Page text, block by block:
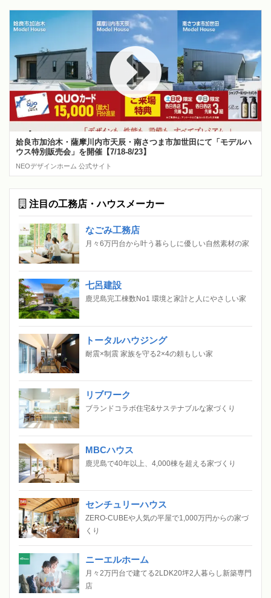
姶良市加治木・薩摩川内市天辰・南さつま市加世田にて「モデルハ
ウス特別販売会」を開催【7/18-8/23】
NEOデザインホーム 公式サイト
注目の工務店・ハウスメーカー
なごみ工務店
月々6万円台から叶う暮らしに優しい自然素材の家
七呂建設
鹿児島完工棟数No1 環境と家計と人にやさしい家
トータルハウジング
耐震×制震 家族を守る2×4の頼もしい家
リブワーク
ブランドコラボ住宅&サステナブルな家づくり
MBCハウス
鹿児島で40年以上、4,000棟を超える家づくり
センチュリーハウス
ZERO-CUBEや人気の平屋で1,000万円からの家づ
くり
ニーエルホーム
月々2万円台で建てる2LDK20坪2人暮らし新築専門
店